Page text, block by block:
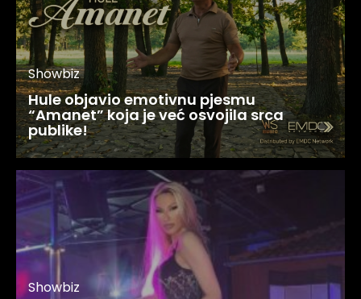
Showbiz
Hule objavio emotivnu pjesmu
“Amanet” koja je već osvojila srca
publike!
Showbiz